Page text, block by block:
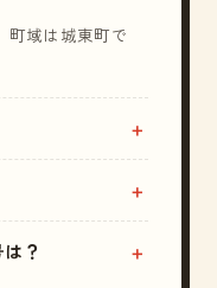
町域は城東町で
？